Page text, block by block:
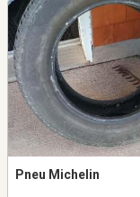
Pneu Michelin